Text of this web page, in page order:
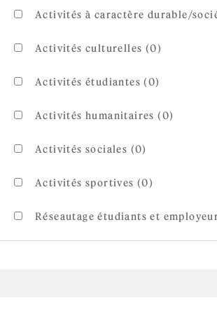
Activités à caractère durable/
Activités culturelles (0)
Activités étudiantes (0)
Activités humanitaires (0)
Activités sociales (0)
Activités sportives (0)
Réseautage étudiants et